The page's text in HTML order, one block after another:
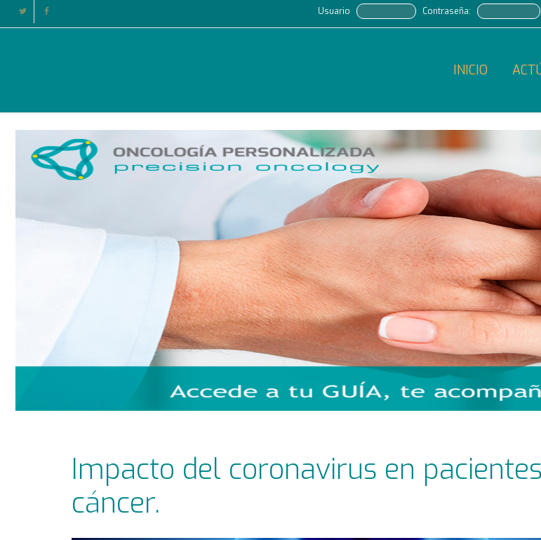
Usuario Contraseña:
INICIO
Impacto del coronavirus en
cáncer.